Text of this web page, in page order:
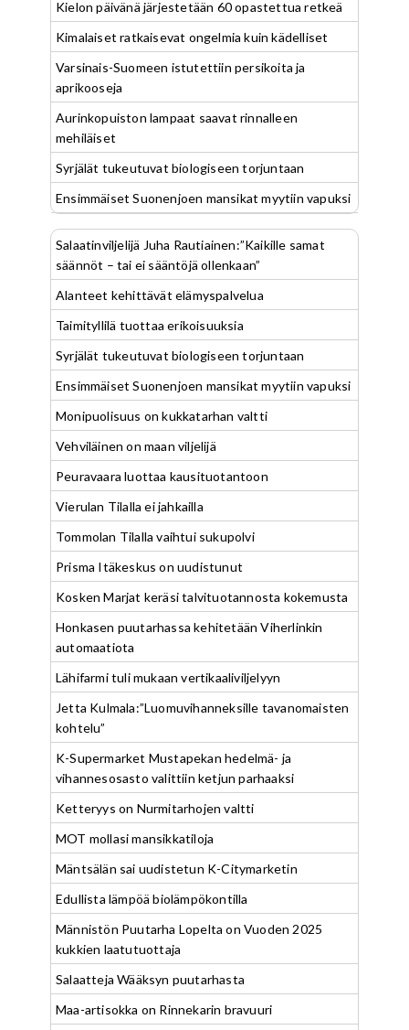
Kielon päivänä järjestetään 60 opastettua retkeä
Kimalaiset ratkaisevat ongelmia kuin kädelliset
Varsinais-Suomeen istutettiin persikoita ja
aprikooseja
Aurinkopuiston lampaat saavat rinnalleen
mehiläiset
Syrjälät tukeutuvat biologiseen torjuntaan
Ensimmäiset Suonenjoen mansikat myytiin vapuksi
Salaatinviljelijä Juha Rautiainen:”Kaikille samat
säännöt – tai ei sääntöjä ollenkaan”
Alanteet kehittävät elämyspalvelua
Taimityllilä tuottaa erikoisuuksia
Syrjälät tukeutuvat biologiseen torjuntaan
Ensimmäiset Suonenjoen mansikat myytiin vapuksi
Monipuolisuus on kukkatarhan valtti
Vehviläinen on maan viljelijä
Peuravaara luottaa kausituotantoon
Vierulan Tilalla ei jahkailla
Tommolan Tilalla vaihtui sukupolvi
Prisma Itäkeskus on uudistunut
Kosken Marjat keräsi talvituotannosta kokemusta
Honkasen puutarhassa kehitetään Viherlinkin
automaatiota
Lähifarmi tuli mukaan vertikaaliviljelyyn
Jetta Kulmala:”Luomuvihanneksille tavanomaisten
kohtelu”
K-Supermarket Mustapekan hedelmä- ja
vihannesosasto valittiin ketjun parhaaksi
Ketteryys on Nurmitarhojen valtti
MOT mollasi mansikkatiloja
Mäntsälän sai uudistetun K-Citymarketin
Edullista lämpöä biolämpökontilla
Männistön Puutarha Lopelta on Vuoden 2025
kukkien laatutuottaja
Salaatteja Wääksyn puutarhasta
Maa-artisokka on Rinnekarin bravuuri